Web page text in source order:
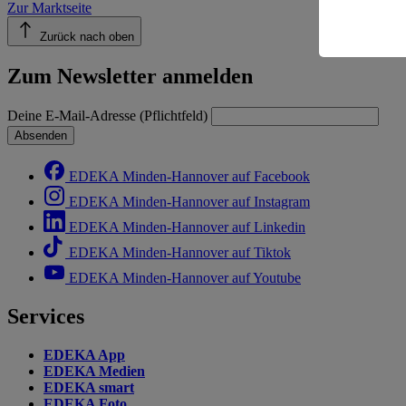
Zur Marktseite
Zurück nach oben
Zum Newsletter anmelden
Deine E-Mail-Adresse (Pflichtfeld)
Absenden
EDEKA Minden-Hannover auf Facebook
EDEKA Minden-Hannover auf Instagram
EDEKA Minden-Hannover auf Linkedin
EDEKA Minden-Hannover auf Tiktok
EDEKA Minden-Hannover auf Youtube
Services
EDEKA App
EDEKA Medien
EDEKA smart